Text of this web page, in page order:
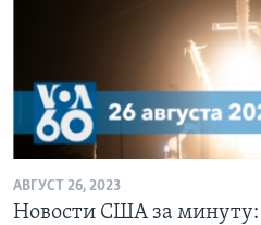
АВГУСТ 26, 2023
Новости США за